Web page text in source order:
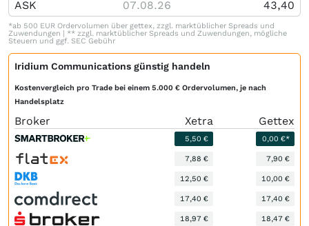
ASK
07.08.26 43,40
*ab 500 EUR Ordervolumen über gettex, zzgl. marktüblicher Spreads und
Zuwendungen | ** zzgl. marktüblicher Spreads und Zuwendungen, mögliche
Steuern und ggf. SEC Gebühr
Iridium Communications günstig handeln
Kostenvergleich pro Trade bei einem 5.000 € Ordervolumen, je nach
Handelsplatz
Broker Xetra Gettex
5,50 € 0,00 €*
7,88 € 7,90 €
12,50 € 10,00 €
17,40 € 17,40 €
18,97 € 18,47 €